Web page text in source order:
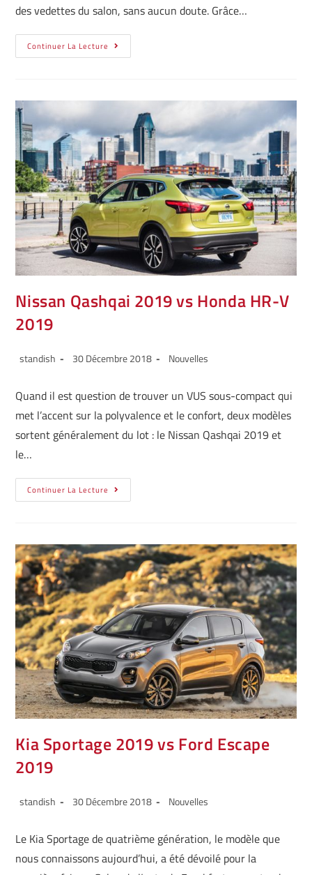
des vedettes du salon, sans aucun doute. Grâce…
Continuer La Lecture
Nissan Qashqai 2019 vs Honda HR-V
2019
standish 30 Décembre 2018 Nouvelles
Quand il est question de trouver un VUS sous-compact qui
met l’accent sur la polyvalence et le confort, deux modèles
sortent généralement du lot : le Nissan Qashqai 2019 et
le…
Continuer La Lecture
Kia Sportage 2019 vs Ford Escape
2019
standish 30 Décembre 2018 Nouvelles
Le Kia Sportage de quatrième génération, le modèle que
nous connaissons aujourd’hui, a été dévoilé pour la